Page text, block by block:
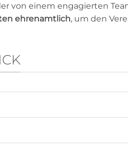
von einem engagierten
ehrenamtlich, um den